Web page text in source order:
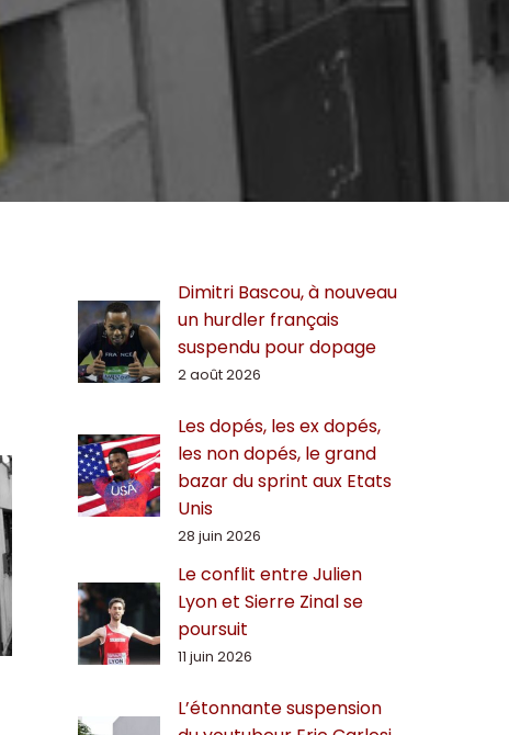
Dimitri Bascou, à nouveau
un hurdler français
suspendu pour dopage
2 août 2026
Les dopés, les ex dopés,
les non dopés, le grand
bazar du sprint aux Etats
Unis
28 juin 2026
Le conflit entre Julien
Lyon et Sierre Zinal se
poursuit
11 juin 2026
L’étonnante suspension